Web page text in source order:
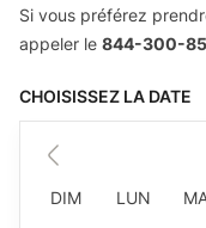
Si vous préférez
appeler le 844-300-
CHOISISSEZ LA DATE
DIM LUN